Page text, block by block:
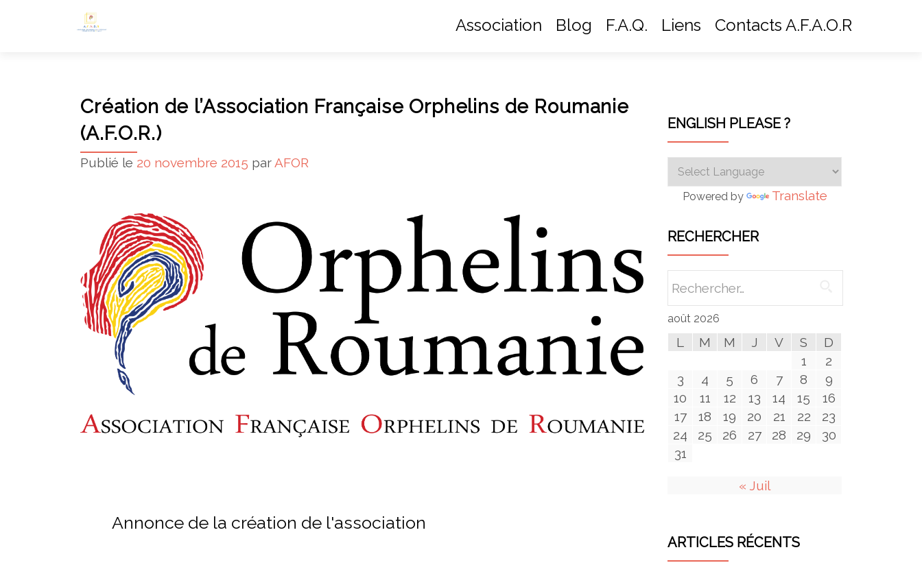
Association Blog F.A.Q. Liens Contacts A.F.A.O.R
Création de l’Association Française Orphelins de Roumanie
(A.F.O.R.)
Publié le 20 novembre 2015 par AFOR
Annonce de la création de l'association
ENGLISH PLEASE ?
Powered by Translate
RECHERCHER
août 2026
L M M J V S
D
1
2
3
4 5 6 7 8
9
10
11 12 13 14 15
16
17
18 19 20 21 22
23
24
25 26 27 28 29
30
31
« Juil
ARTICLES RÉCENTS